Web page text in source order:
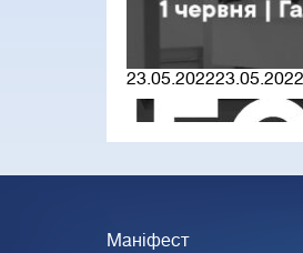
Posted
on
23.05.202223.05.2022
Маніфест